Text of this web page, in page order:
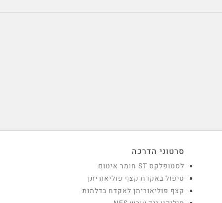
סרטוני הדרכה
לסטופלקס ST חומר איטום
טיפול באקדח קצף פוליאוריתן
קצף פוליאוריתן לאקדח בדלתות